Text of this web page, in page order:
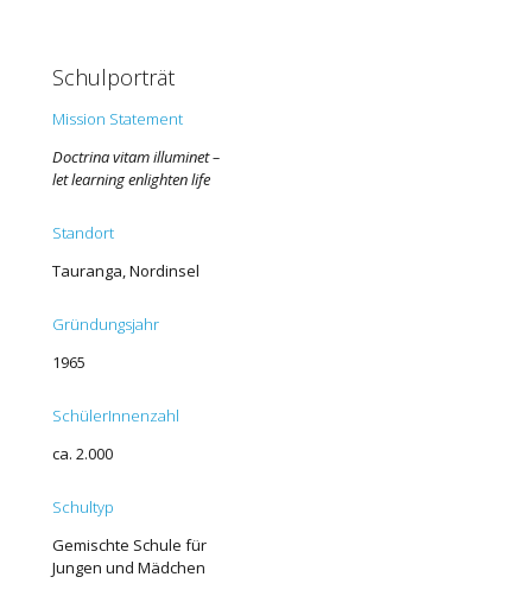
Schulporträt
Mission Statement
Doctrina vitam illuminet –
let learning enlighten life
Standort
Tauranga, Nordinsel
Gründungsjahr
1965
SchülerInnenzahl
ca. 2.000
Schultyp
Gemischte Schule für
Jungen und Mädchen